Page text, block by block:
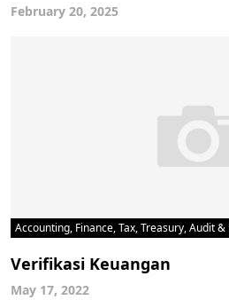
February 20, 2025
Accounting, Finance, Tax, Treasury, Audit
Verifikasi Keuangan
May 17, 2022